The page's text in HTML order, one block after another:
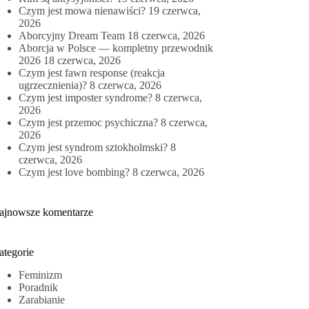
Czym jest mowa nienawiści? 19 czerwca,
2026
Aborcyjny Dream Team 18 czerwca, 2026
Aborcja w Polsce — kompletny przewodnik
2026 18 czerwca, 2026
Czym jest fawn response (reakcja
ugrzecznienia)? 8 czerwca, 2026
Czym jest imposter syndrome? 8 czerwca,
2026
Czym jest przemoc psychiczna? 8 czerwca,
2026
Czym jest syndrom sztokholmski? 8
czerwca, 2026
Czym jest love bombing? 8 czerwca, 2026
komentarze
Feminizm
Poradnik
Zarabianie